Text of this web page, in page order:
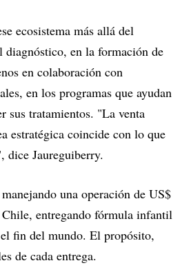
ecosistema más allá del
diagnóstico, en la formación de
en colaboración con
en los programas que ayudan
sus tratamientos. "La venta
estratégica coincide con lo que
dice Jaureguiberry.
una operación de US$
entregando fórmula infantil
fin del mundo. El propósito,
de cada entrega.